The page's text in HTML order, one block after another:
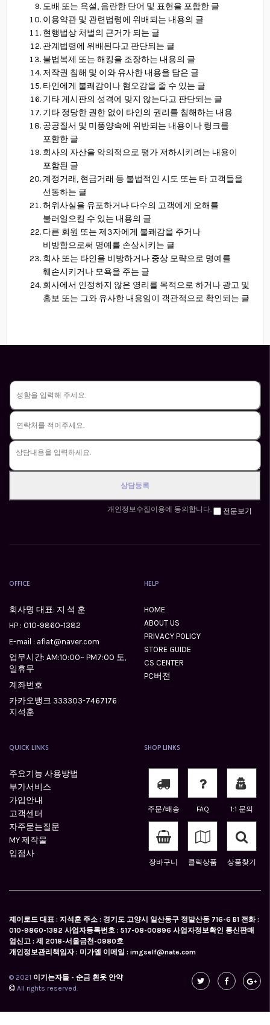
도배 또는 욕설, 음란한 단어 및 표현을 포함한 글
이용약관 및 관련법령에 위배되는 내용의 글
현행법상 처벌의 근거가 되는 글
관계법령에 위배된다고 판단되는 글
불법복제 또는 해킹을 조장하는 내용의 글
저작권 침해 및 이와 유사한 내용을 담은 글
타인에게 불쾌감이나 혐오감을 줄 수 있는 글
기타 게시판의 성격에 맞지 않는다고 판단되는 글
기타 정당한 권한 없이 타인의 권리를 침해하는 내용
공공질서 및 미풍양속에 위반되는 내용이나 링크를
포함한 글
회사의 자산을 악의적으로 평가 저하시키려는 내용이
포함된 글
계정거래, 현금거래 등 불법적인 시도 또는 타 고객들을
선동하는 글
허위사실을 유포하거나 다수의 고객에게 오해를
불러일으킬 수 있는 내용의 글
다른 회원 또는 제3자에게 불쾌감을 주거나
비방함으로써 명예를 손상시키는 글
회사 또는 타인을 비방하거나 중상 모략으로 명예를
훼손시키거나 모욕을 주는 글
회사에서 인정하지 않은 영리를 목적으로 하거나 광고 및
홍보 또는 그와 유사한 내용임이 객관적으로 확인되는 글
개인정보수집이용에 동의합니다. 전문보기
OFFICE
회사명 대표: 지 석 훈
HP : 010-9860-1382
E-mail : aflat@naver.com
업무시간: AM:10:00~ PM7:00 토,
일휴무
계좌번호
카카오뱅크 333303-7467176
지석훈
HELP
HOME
ABOUT US
PRIVACY POLICY
STORE GUIDE
CS CENTER
PC버전
QUICK LINKS
주요기능 사용방법
부가서비스
가입안내
고객센터
자주묻는질문
MY 제작물
입점사
SHOP LINKS
주문/배송 FAQ 1:1 문의
장바구니 클릭상품 상품찾기
제이로드 대표 : 지석훈 주소 : 경기도 고양시 일산동구 정발산동 716-6 B1 전화 :
010-9860-1382 사업자등록번호 : 517-08-00896 사업자정보확인 통신판매
업신고 : 제 2018-서울금천-0980호
개인정보관리책임자 : 미가엘 이메일 : imgself@nate.com
© 2021 이기는자들 - 순금 흰옷 안약
All rights reserved.